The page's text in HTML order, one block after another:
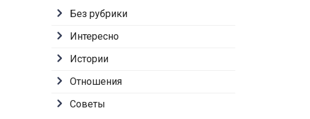
Без рубрики
Интересно
Истории
Отношения
Советы